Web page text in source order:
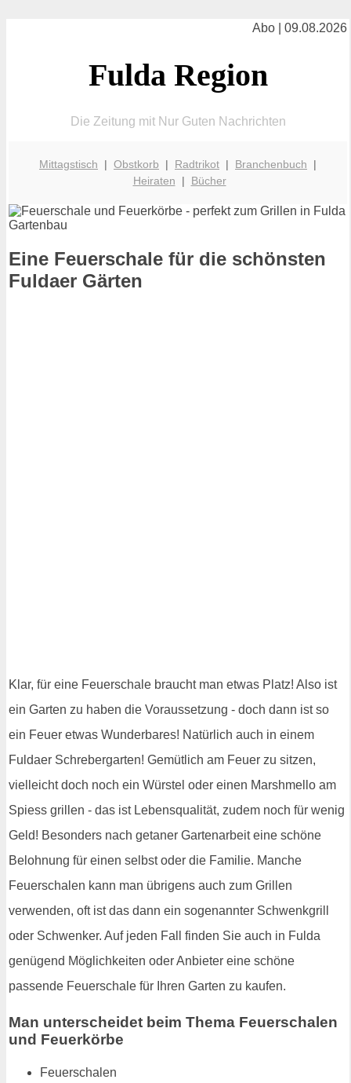
Abo | 09.08.2026
Fulda Region
Die Zeitung mit Nur Guten Nachrichten
Mittagstisch | Obstkorb | Radtrikot | Branchenbuch |
Heiraten | Bücher
Eine Feuerschale für die schönsten
Fuldaer Gärten
Klar, für eine Feuerschale braucht man etwas Platz! Also ist
ein Garten zu haben die Voraussetzung - doch dann ist so
ein Feuer etwas Wunderbares! Natürlich auch in einem
Fuldaer Schrebergarten! Gemütlich am Feuer zu sitzen,
vielleicht doch noch ein Würstel oder einen Marshmello am
Spiess grillen - das ist Lebensqualität, zudem noch für wenig
Geld! Besonders nach getaner Gartenarbeit eine schöne
Belohnung für einen selbst oder die Familie. Manche
Feuerschalen kann man übrigens auch zum Grillen
verwenden, oft ist das dann ein sogenannter Schwenkgrill
oder Schwenker. Auf jeden Fall finden Sie auch in Fulda
genügend Möglichkeiten oder Anbieter eine schöne
passende Feuerschale für Ihren Garten zu kaufen.
Man unterscheidet beim Thema Feuerschalen
und Feuerkörbe
Feuerschalen